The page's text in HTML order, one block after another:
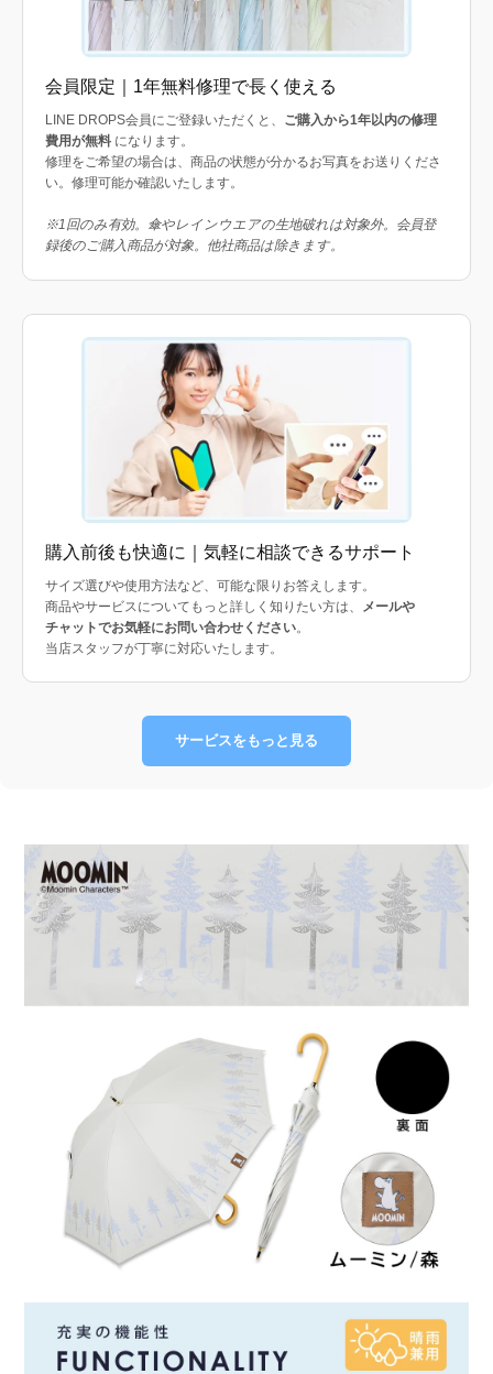
会員限定｜1年無料修理で長く使える
LINE DROPS会員にご登録いただくと、 ご購入から1年以内の修理
費用が無料 になります。
修理をご希望の場合は、商品の状態が分かるお写真をお送りくださ
い。修理可能か確認いたします。
※1回のみ有効。傘やレインウエアの生地破れは対象外。会員登
録後のご購入商品が対象。他社商品は除きます。
購入前後も快適に｜気軽に相談できるサポート
サイズ選びや使用方法など、可能な限りお答えします。
商品やサービスについてもっと詳しく知りたい方は、 メールや
チャットでお気軽にお問い合わせください。
当店スタッフが丁寧に対応いたします。
サービスをもっと見る